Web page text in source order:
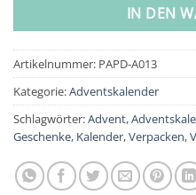
IN DEN
Artikelnummer: PAPD-A013
Kategorie:Adventskalender
Schlagwörter:Advent,
Geschenke, Kalender,Verpacken,